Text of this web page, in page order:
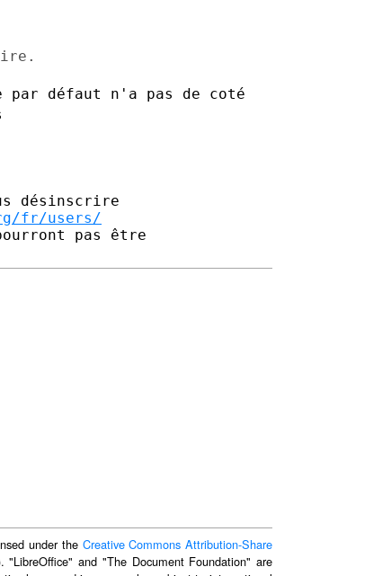
par défaut n'a pas de coté
désinscrire
fr/users/
pas être
under the Creative Commons Attribution-Share
"LibreOffice" and "The Document Foundation" are